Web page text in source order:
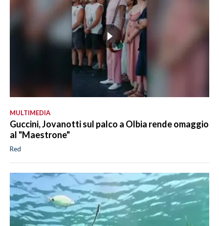
MULTIMEDIA
Guccini, Jovanotti sul palco a Olbia rende omaggio
al "Maestrone"
Red